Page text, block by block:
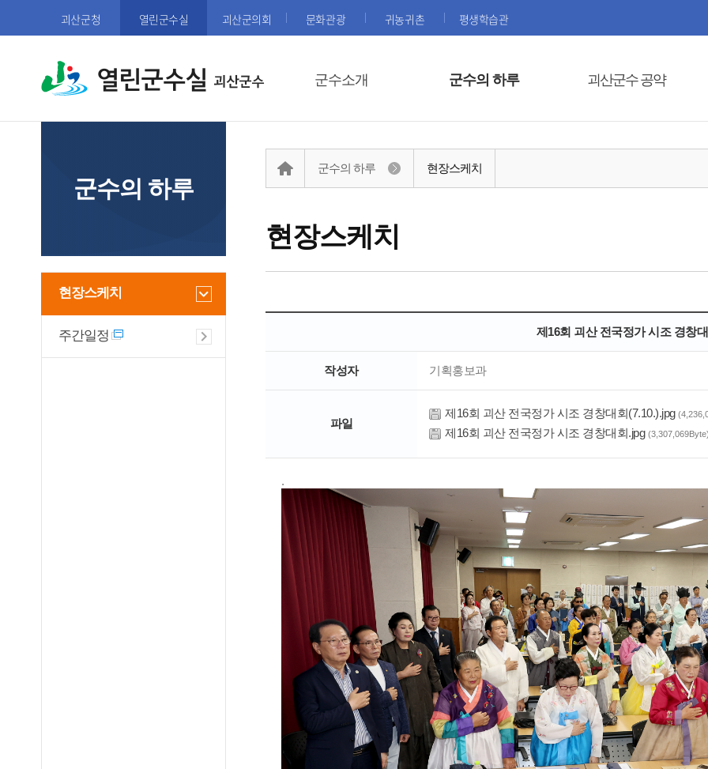
괴산군청 열린군수실 괴산군의회 문화관광 귀농귀촌 평생학습관
열린군수실 군수소개 군수의 하루 괴산군수 공약
군수의 하루
현장스케치
주간일정
현장스케치
군수의 하루 현장스케치
제16회 괴산 전국정가 시조 경창
작성자 기획홍보과
파일
제16회 괴산 전국정가 시조 경창대회(7.10.).jpg
제16회 괴산 전국정가 시조 경창대회.jpg
.